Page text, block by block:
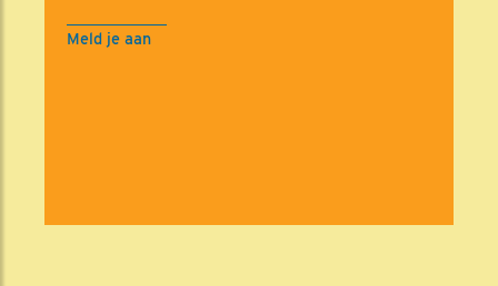
Meld je aan